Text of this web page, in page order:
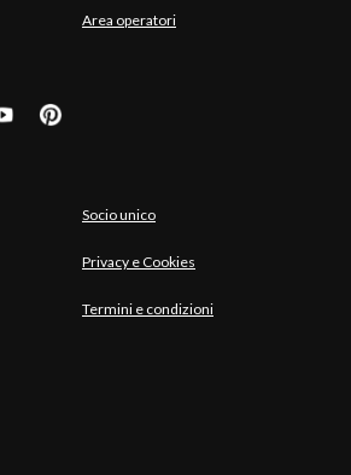
Area operatori
Socio unico
Privacy e Cookies
Termini e condizioni